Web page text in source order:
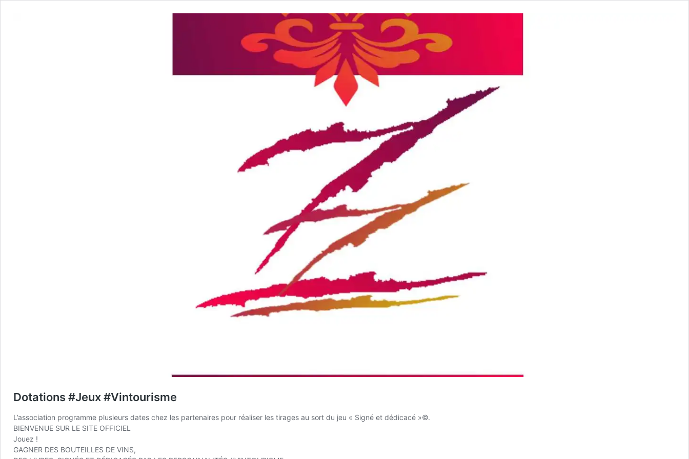
Dotations #Jeux #Vintourisme
L’association programme plusieurs dates chez les partenaires pour réaliser les tirages au sort du jeu « Signé et dédicacé »©.
BIENVENUE SUR LE SITE OFFICIEL
Jouez !
GAGNER DES BOUTEILLES DE VINS,